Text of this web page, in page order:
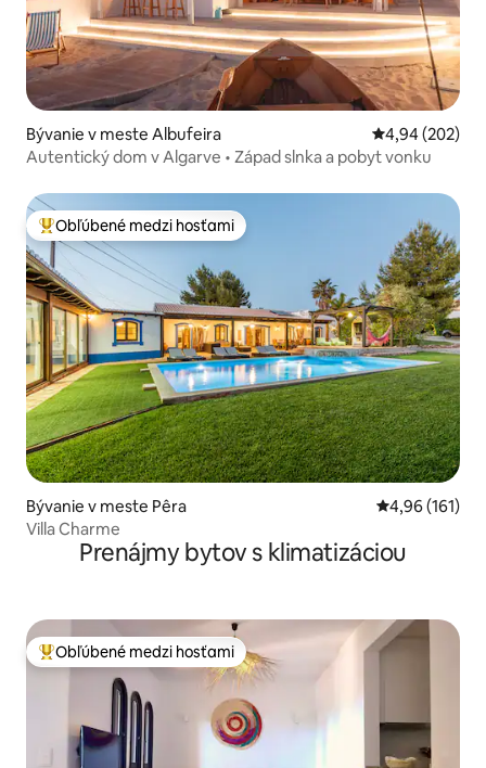
Bývanie v meste Albufeira Priemerné
4,94 (202)
Autentický dom v Algarve • Západ slnka a pobyt vonku
Najobľúbenejšie medzi hosťami
Obľúbené medzi hosťami
Bývanie v meste Pêra Priemerné
4,96 (161)
Villa Charme
Prenájmy bytov s klimatizáciou
Najobľúbenejšie medzi hosťami
Obľúbené medzi hosťami